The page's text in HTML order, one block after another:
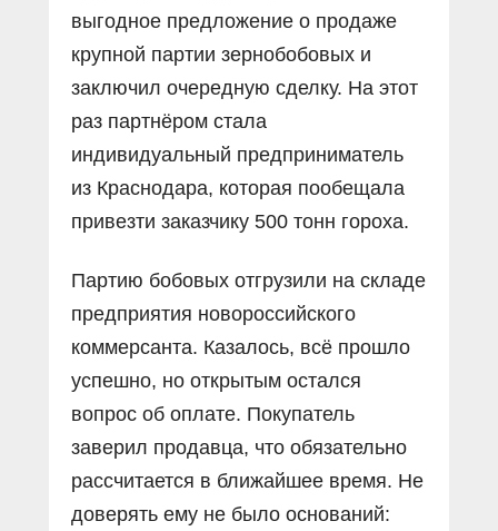
выгодное предложение о продаже
крупной партии зернобобовых и
заключил очередную сделку. На этот
раз партнёром стала
индивидуальный предприниматель
из Краснодара, которая пообещала
привезти заказчику 500 тонн гороха.
Партию бобовых отгрузили на складе
предприятия новороссийского
коммерсанта. Казалось, всё прошло
успешно, но открытым остался
вопрос об оплате. Покупатель
заверил продавца, что обязательно
рассчитается в ближайшее время. Не
доверять ему не было оснований: